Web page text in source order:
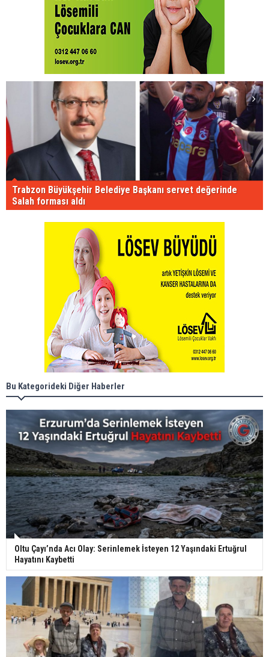
Trabzon Büyükşehir Belediye Başkanı servet değerinde
Salah forması aldı
Bu Kategorideki Diğer Haberler
Oltu Çayı’nda Acı Olay: Serinlemek İsteyen 12 Yaşındaki Ertuğrul
Hayatını Kaybetti